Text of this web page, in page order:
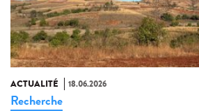
ACTUALITÉ 18.06.2026
Recherche